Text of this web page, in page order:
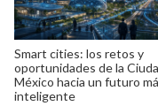
Smart cities: los retos y
oportunidades de la
México hacia un futuro
inteligente